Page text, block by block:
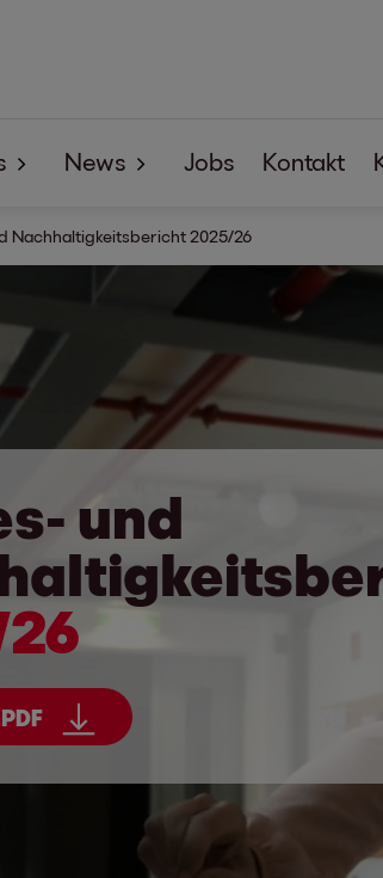
News
News
Jobs Kontakt
Nachhaltigkeitsbericht 2025/26
und